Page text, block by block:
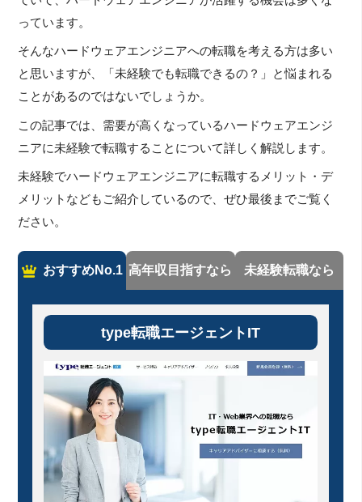
っています。
そんなハードウェアエンジニアへの転職を考える方は多い
と思いますが、「未経験でも転職できるの？」と悩まれる
ことがあるのではないでしょうか。
この記事では、需要が高くなっているハードウェアエンジ
ニアに未経験で転職することについて詳しく解説します。
未経験でハードウェアエンジニアに転職するメリット・デ
メリットなどもご紹介しているので、ぜひ最後までご覧く
ださい。
おすすめNo.1 高年収目指すなら 未経験転職なら
type転職エージェントIT